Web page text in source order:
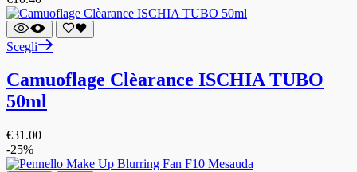
Scegli
Camuoflage Clèarance ISCHIA TUBO
50ml
€31.00
-25%